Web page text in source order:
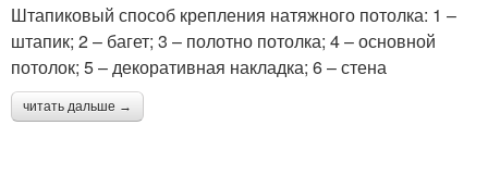
Штапиковый способ крепления натяжного потолка: 1 –
штапик; 2 – багет; 3 – полотно потолка; 4 – основной
потолок; 5 – декоративная накладка; 6 – стена
читать дальше →